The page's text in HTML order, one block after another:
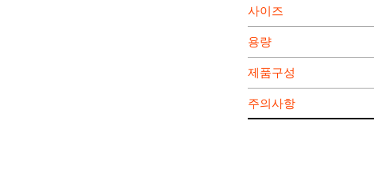
사이즈
용량
제품구성
주의사항